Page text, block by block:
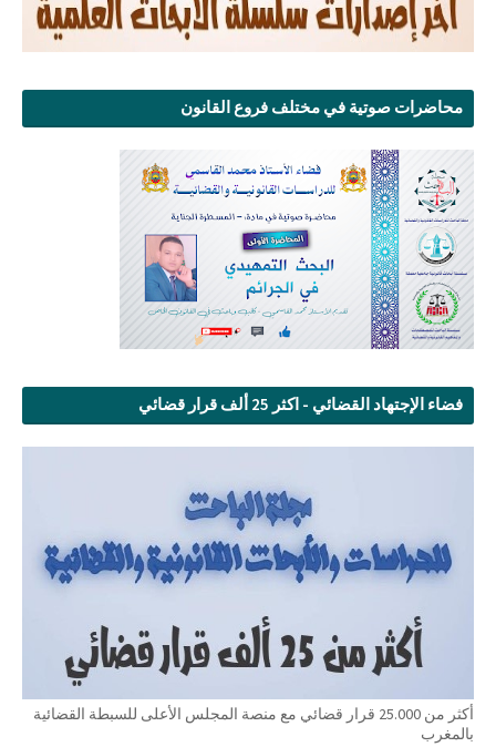
محاضرات صوتية في مختلف فروع القانون
فضاء الإجتهاد القضائي - اكثر 25 ألف قرار قضائي
أكثر من 25.000 قرار قضائي مع منصة المجلس الأعلى للسبطة القضائية
بالمغرب